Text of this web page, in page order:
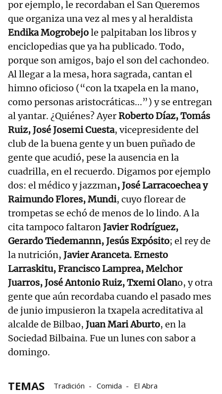
por ejemplo, le recordaban el San Queremos
que organiza una vez al mes y al heraldista
Endika Mogrobejole palpitaban los libros y
enciclopedias que ya ha publicado. Todo,
porque son amigos, bajo el son del cachondeo.
Al llegar a la mesa, hora sagrada, cantan el
himno oficioso (“con la txapela en la mano,
como personas aristocráticas...”) y se entregan
al yantar. ¿Quiénes? AyerRoberto Díaz, Tomás
Ruiz, José Josemi Cuesta, vicepresidente del
club de la buena gente y un buen puñado de
gente que acudió, pese la ausencia en la
cuadrilla, en el recuerdo. Digamos por ejemplo
dos: el médico y jazzman, José Larracoechea y
Raimundo Flores, Mundi, cuyo florear de
trompetas se echó de menos de lo lindo. A la
cita tampoco faltaronJavier Rodríguez,
Gerardo Tiedemannn, Jesús Expósito; el rey de
la nutrición, Javier Aranceta. Ernesto
Larraskitu, Francisco Lamprea, Melchor
Juarros, José Antonio Ruiz, Txemi Olano, y otra
gente que aún recordaba cuando el pasado mes
de junio impusieron la txapela acreditativa al
alcalde de Bilbao, Juan Mari Aburto, en la
Sociedad Bilbaina. Fue un lunes con sabor a
domingo.
TEMAS Tradición Comida El Abra